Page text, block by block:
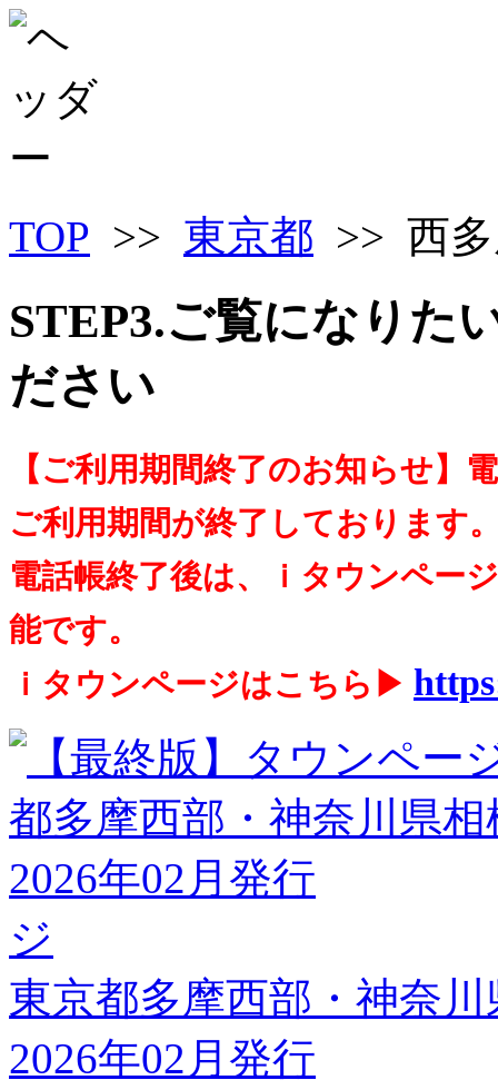
TOP >> 東京都 >> 西
STEP3.ご覧になりた
ださい
【ご利用期間終了のお知らせ】
ご利用期間が終了しております
電話帳終了後は、ｉタウンペー
能です。
ｉタウンページはこちら▶
ジ
東京都多摩西部・神奈
2026年02月発行